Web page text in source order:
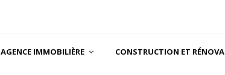
AGENCE IMMOBILIÈRE CONSTRUCTION ET